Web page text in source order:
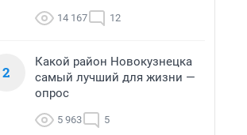
14 167 12
2
Какой район Новокузнецка
самый лучший для жизни —
опрос
5 963 5